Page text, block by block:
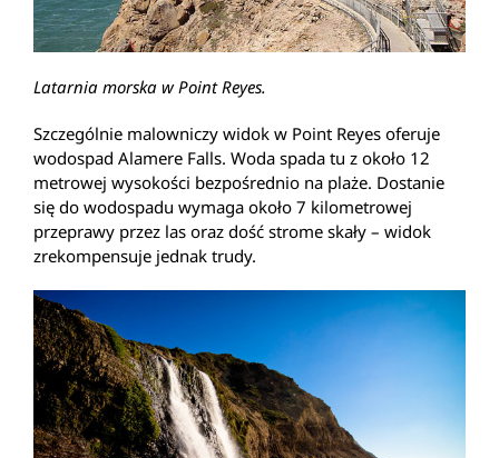
Latarnia morska w Point Reyes.
Szczególnie malowniczy widok w Point Reyes oferuje
wodospad Alamere Falls. Woda spada tu z około 12
metrowej wysokości bezpośrednio na plaże. Dostanie
się do wodospadu wymaga około 7 kilometrowej
przeprawy przez las oraz dość strome skały – widok
zrekompensuje jednak trudy.